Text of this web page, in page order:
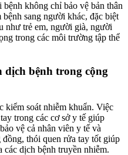
không chỉ bảo vệ bản thân
sang người khác, đặc biệt
như trẻ em, người già, người
trong các môi trường tập thể
dịch bệnh trong cộng
kiểm soát nhiễm khuẩn. Việc
trong các cơ sở y tế giúp
vệ cả nhân viên y tế và
thói quen rửa tay tốt giúp
các dịch bệnh truyền nhiễm.